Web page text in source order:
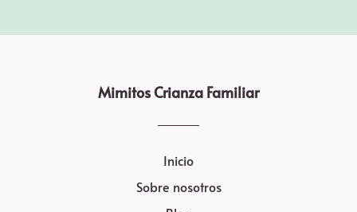
Mimitos Crianza Familiar
Inicio
Sobre nosotros